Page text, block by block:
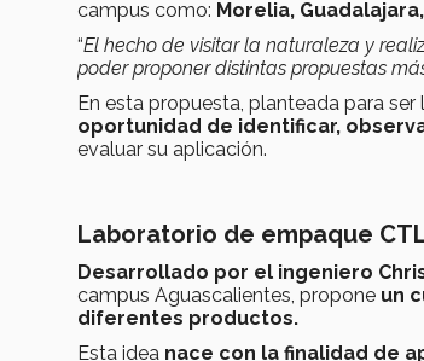
campus como: Morelia,
“El hecho de visitar la naturaleza y
poder proponer distintas propuestas
En esta propuesta, planteada para
oportunidad de identificar,
evaluar su aplicación.
Laboratorio de empaque
Desarrollado por el ingeniero
campus Aguascalientes, propone un
diferentes productos.
Esta idea nace con la finalidad de